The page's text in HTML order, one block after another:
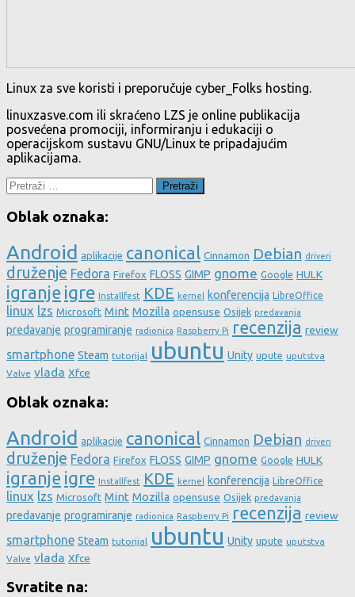
Linux za sve koristi i preporučuje cyber_Folks hosting.
linuxzasve.com ili skraćeno LZS je online publikacija
posvećena promociji, informiranju i edukaciji o
operacijskom sustavu GNU/Linux te pripadajućim
aplikacijama.
Pretraži:
Oblak oznaka:
Android aplikacije canonical Cinnamon Debian driveri
druženje Fedora Firefox FLOSS GIMP gnome Google HULK
igranje igre Installfest KDE kernel konferencija LibreOffice
linux lzs Microsoft Mint Mozilla opensuse Osijek predavanja
predavanje programiranje radionica Raspberry Pi recenzija review
smartphone Steam tutorijal ubuntu Unity upute uputstva
Valve vlada Xfce
Oblak oznaka:
Android aplikacije canonical Cinnamon Debian driveri
druženje Fedora Firefox FLOSS GIMP gnome Google HULK
igranje igre Installfest KDE kernel konferencija LibreOffice
linux lzs Microsoft Mint Mozilla opensuse Osijek predavanja
predavanje programiranje radionica Raspberry Pi recenzija review
smartphone Steam tutorijal ubuntu Unity upute uputstva
Valve vlada Xfce
Svratite na: